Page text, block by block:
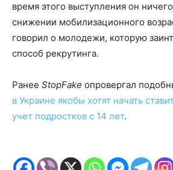
время этого выступления он
снижении мобилизационного
говорил о молодежи, которую
способ рекрутинга.
Ранее StopFake опровергал
в Украине якобы хотят начать
учет подростков с 14 лет.